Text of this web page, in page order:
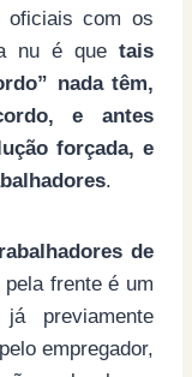
oficiais com os
nu é que tais
nada têm,
e antes
forçada, e
.
de
frente é um
previamente
empregador,